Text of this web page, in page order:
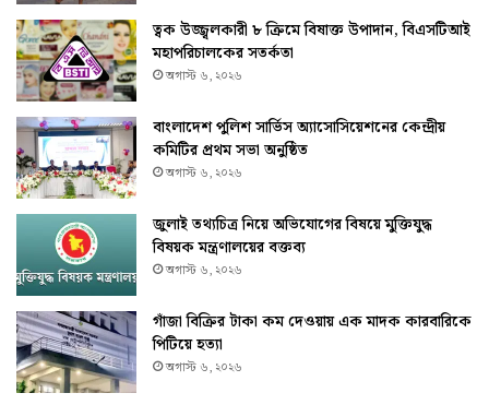
ত্বক উজ্জ্বলকারী ৮ ক্রিমে বিষাক্ত উপাদান, বিএসটিআই
মহাপরিচালকের সতর্কতা
অগাস্ট ৬, ২০২৬
বাংলাদেশ পুলিশ সার্ভিস অ্যাসোসিয়েশনের কেন্দ্রীয়
কমিটির প্রথম সভা অনুষ্ঠিত
অগাস্ট ৬, ২০২৬
জুলাই তথ্যচিত্র নিয়ে অভিযোগের বিষয়ে মুক্তিযুদ্ধ
বিষয়ক মন্ত্রণালয়ের বক্তব্য
অগাস্ট ৬, ২০২৬
গাঁজা বিক্রির টাকা কম দেওয়ায় এক মাদক কারবারিকে
পিটিয়ে হত্যা
অগাস্ট ৬, ২০২৬